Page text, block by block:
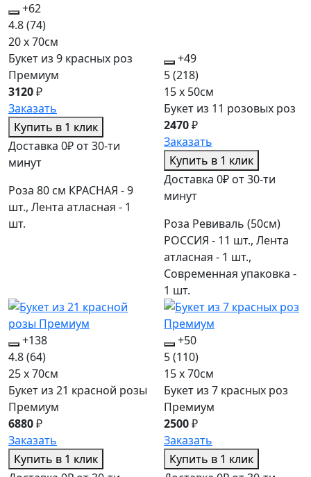
+62
4.8(74)
20 x 70см
Букет из 9 красных роз
Премиум
3120₽
Заказать
Купить в 1 клик
Доставка 0₽ от 30-ти
минут
Роза 80 см КРАСНАЯ - 9
шт., Лента атласная - 1
шт.
+49
5(218)
15 x 50см
Букет из 11 розовых роз
2470₽
Заказать
Купить в 1 клик
Доставка 0₽ от 30-ти
минут
Роза Ревиваль (50см)
РОССИЯ - 11 шт., Лента
атласная - 1 шт.,
Современная упаковка -
1 шт.
+138
4.8(64)
25 x 70см
Букет из 21 красной розы
Премиум
6880₽
Заказать
Купить в 1 клик
+50
5(110)
15 x 70см
Букет из 7 красных роз
Премиум
2500₽
Заказать
Купить в 1 клик